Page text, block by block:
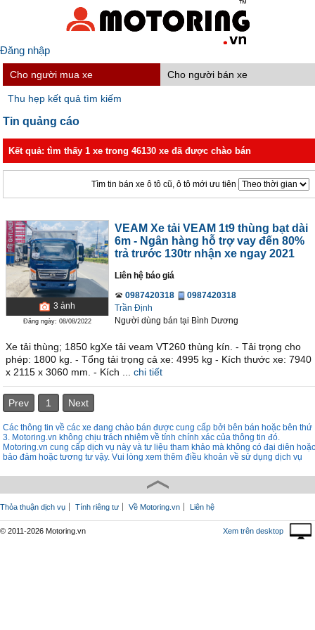
Đăng nhập
Cho người mua xe Cho người bán xe
Thu hẹp kết quả tìm kiếm
Tin quảng cáo
Kết quả: tìm thấy 1 xe trong 46130 xe đã được chào bán
Tìm tin bán xe ô tô cũ, ô tô mới ưu tiên
3 ảnh
Đăng ngày: 08/08/2022
VEAM Xe tải VEAM 1t9 thùng bạt dài
6m - Ngân hàng hỗ trợ vay đến 80%
trả trước 130tr nhận xe ngay 2021
Liên hệ báo giá
0987420318
0987420318
Trần Định
Người dùng bán tại Bình Dương
Xe tải thùng; 1850 kgXe tải veam VT260 thùng kín. - Tải trọng cho
phép: 1800 kg. - Tổng tải trọng cả xe: 4995 kg - Kích thước xe: 7940
x 2115 x 3060 mm. - Kích ...
chi tiết
Prev 1 Next
Các thông tin về các xe đang chào bán được cung cấp bởi bên bán hoặc bên thứ
3. Motoring.vn không chịu trách nhiệm về tính chính xác của thông tin đó.
Motoring.vn cung cấp dịch vụ này và tư liệu tham khảo mà không có đại diên hoặc
bảo đảm hoặc tương tư vậy. Vui lòng xem thêm điều khoản về sử dụng dịch vụ
Thỏa thuận dịch vụ Tính riêng tư Về Motoring.vn Liên hệ
© 2011-2026 Motoring.vn Xem trên desktop